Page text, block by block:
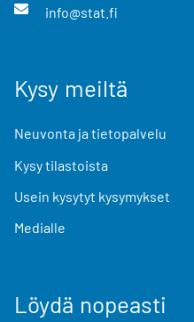
info@stat.fi
Kysy meiltä
Neuvonta ja tietopalvelu
Kysy tilastoista
Usein kysytyt kysymykset
Medialle
Löydä nopeasti